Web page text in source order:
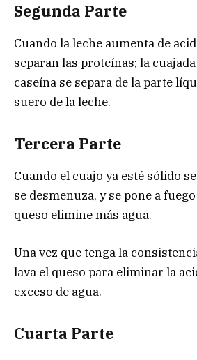
Segunda Parte
Cuando la leche aumenta de
separan las proteínas; la
caseína se separa de la parte
suero de la leche.
Tercera Parte
Cuando el cuajo ya esté sólido
se desmenuza, y se pone a
queso elimine más agua.
Una vez que tenga la
lava el queso para eliminar la
exceso de agua.
Cuarta Parte